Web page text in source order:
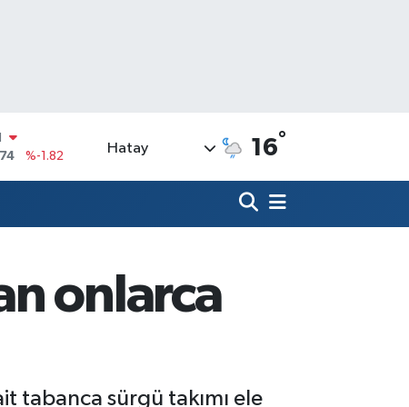
%0.02
%0.18
Hatay 16°
onlarca
tabanca sürgü takımı ele